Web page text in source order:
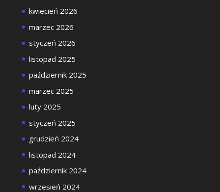
kwiecień 2026
marzec 2026
styczeń 2026
listopad 2025
październik 2025
marzec 2025
luty 2025
styczeń 2025
grudzień 2024
listopad 2024
październik 2024
wrzesień 2024